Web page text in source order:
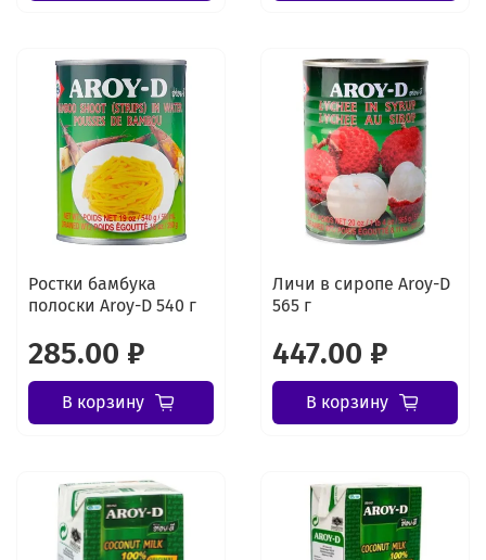
Ростки бамбука
полоски Aroy-D 540 г
285.00 ₽
В корзину
Личи в сиропе Aroy-D
565 г
447.00 ₽
В корзину